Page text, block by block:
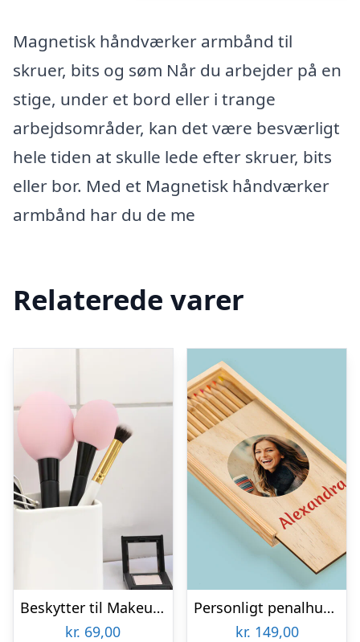
Magnetisk håndværker armbånd til
skruer, bits og søm Når du arbejder på en
stige, under et bord eller i trange
arbejdsområder, kan det være besværligt
hele tiden at skulle lede efter skruer, bits
eller bor. Med et Magnetisk håndværker
armbånd har du de me
Relaterede varer
Beskytter til Makeupbørster 3-pak
kr. 69,00
Personligt penalhus med foto & tekst
kr. 149,00